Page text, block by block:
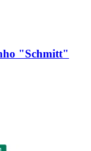
"Schmitt"